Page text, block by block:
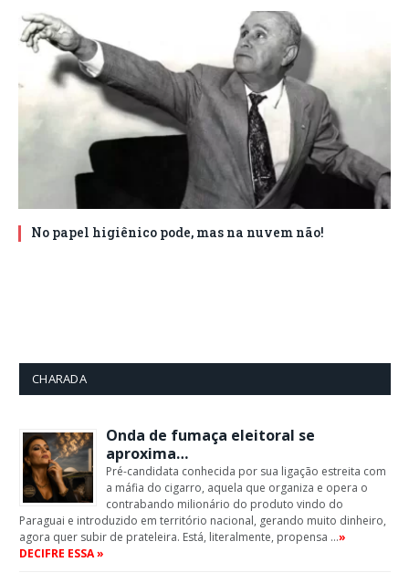
No papel higiênico pode, mas na nuvem não!
CHARADA
Onda de fumaça eleitoral se
aproxima…
Pré-candidata conhecida por sua ligação estreita com
a máfia do cigarro, aquela que organiza e opera o
contrabando milionário do produto vindo do
Paraguai e introduzido em território nacional, gerando muito dinheiro,
agora quer subir de prateleira. Está, literalmente, propensa …»
DECIFRE ESSA »